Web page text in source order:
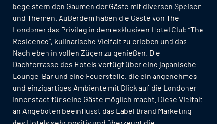
begeistern den Gaumen der Gäste mit diversen Speisen
und Themen. Außerdem haben die Gäste von The
Londoner das Privileg in dem exklusiven Hotel Club “The
Residence”, kulinarische Vielfalt zu erleben und das
Nachleben in vollen Zügen zu genießen. Die
Dachterrasse des Hotels verfügt über eine japanische
Lounge-Bar und eine Feuerstelle, die ein angenehmes
und einzigartiges Ambiente mit Blick auf die Londoner
Innenstadt für seine Gäste möglich macht. Diese Vielfalt
an Angeboten beeinflusst das Label Brand Marketing